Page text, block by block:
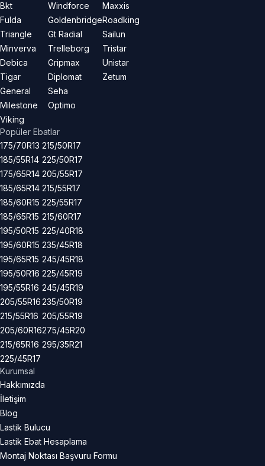
Bkt
Fulda
Triangle
Minverva
Debica
Tigar
General
Milestone
Viking
Windforce
Goldenbridge
Gt Radial
Trelleborg
Gripmax
Diplomat
Seha
Optimo
Maxxis
Roadking
Sailun
Tristar
Unistar
Zetum
Popüler Ebatlar
175/70R13
185/55R14
175/65R14
185/65R14
185/60R15
185/65R15
195/50R15
195/60R15
195/65R15
195/50R16
195/55R16
205/55R16
215/55R16
205/60R16
215/65R16
225/45R17
215/50R17
225/50R17
205/55R17
215/55R17
225/55R17
215/60R17
225/40R18
235/45R18
245/45R18
225/45R19
245/45R19
235/50R19
205/55R19
275/45R20
295/35R21
Kurumsal
Hakkımızda
İletişim
Blog
Lastik Bulucu
Lastik Ebat Hesaplama
Montaj Noktası Başvuru Formu